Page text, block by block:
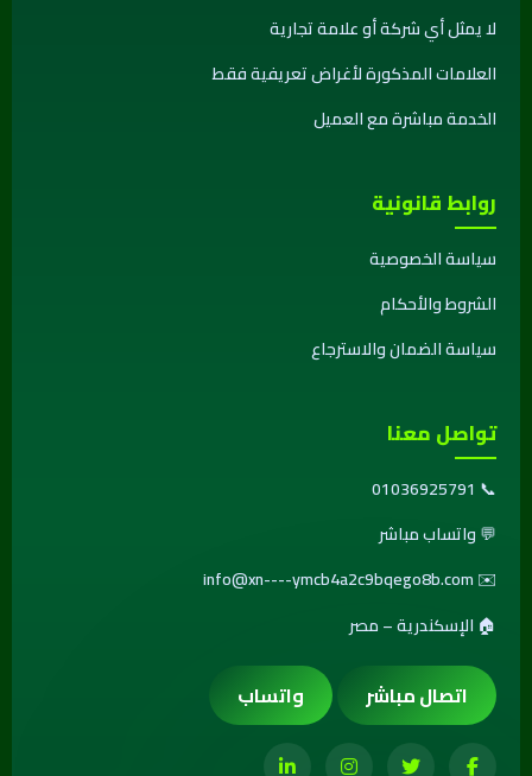
لا يمثل أي شركة أو علامة تجارية
العلامات المذكورة لأغراض تعريفية فقط
الخدمة مباشرة مع العميل
روابط قانونية
سياسة الخصوصية
الشروط والأحكام
سياسة الضمان والاسترجاع
تواصل معنا
📞
01036925791
💬واتساب مباشر
✉️
info@xn----ymcb4a2c9bqego8b.com
🏠 الإسكندرية – مصر
اتصال مباشر واتساب